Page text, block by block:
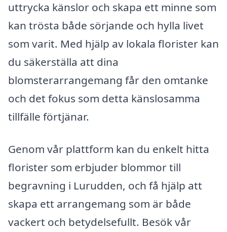
uttrycka känslor och skapa ett minne som
kan trösta både sörjande och hylla livet
som varit. Med hjälp av lokala florister kan
du säkerställa att dina
blomsterarrangemang får den omtanke
och det fokus som detta känslosamma
tillfälle förtjänar.
Genom vår plattform kan du enkelt hitta
florister som erbjuder blommor till
begravning i Lurudden, och få hjälp att
skapa ett arrangemang som är både
vackert och betydelsefullt. Besök vår